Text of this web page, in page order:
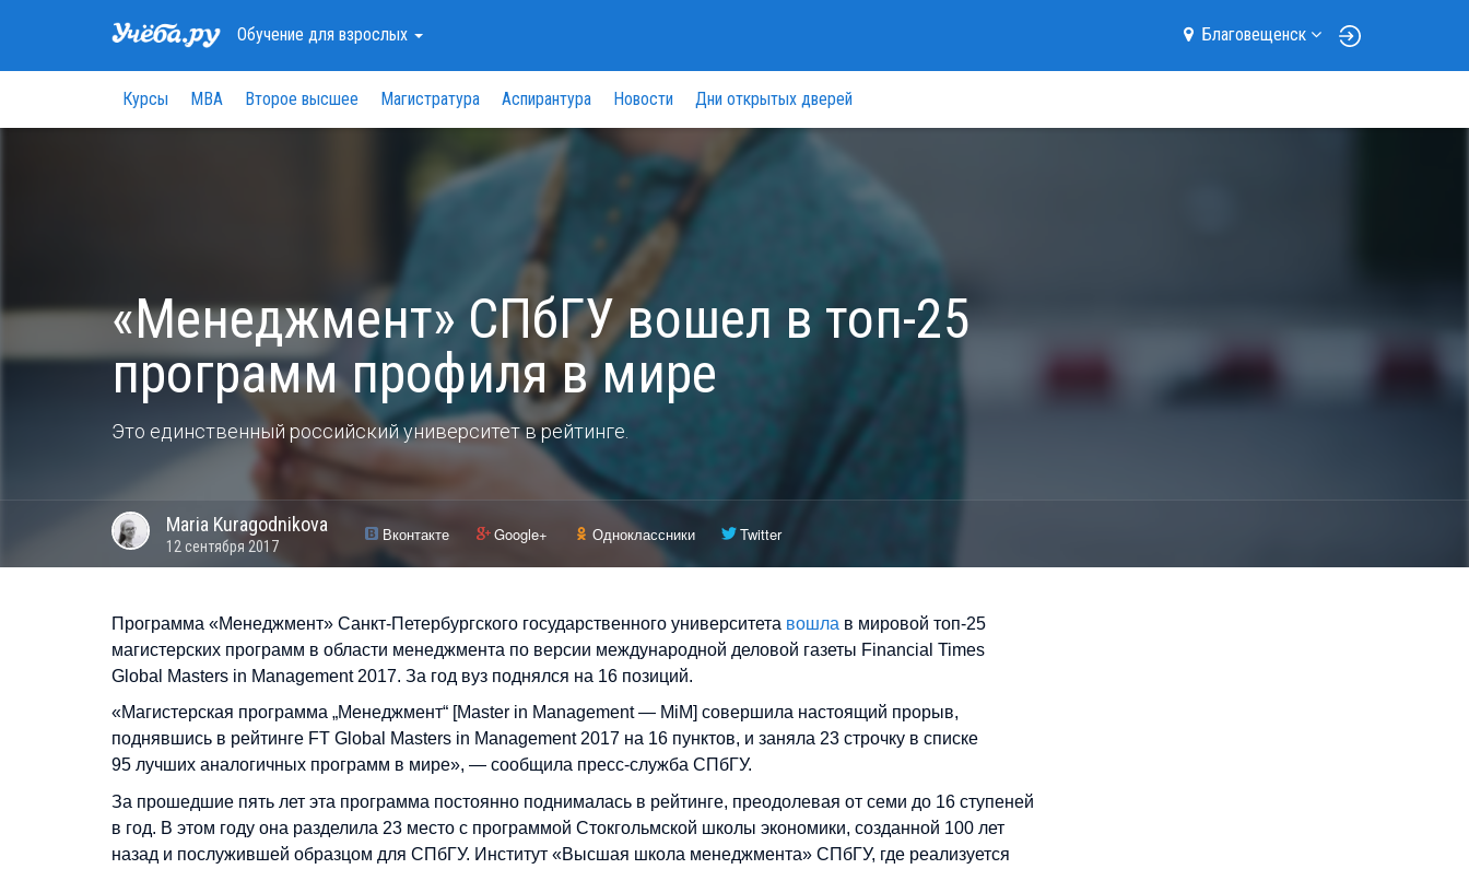
Обучениедля взрослых Благовещенск
Курсы МВА Второе высшее Магистратура Аспирантура Новости Дни открытых дверей
«Менеджмент» СПбГУ вошел в топ-25
программ профиля в мире
Это единственный российский университет в рейтинге.
Maria Kuragodnikova
12 сентября 2017
Вконтакте Google+ Одноклассники Twitter
Программа «Менеджмент» Санкт-Петербургского государственного университета вошла в мировой топ-25
магистерских программ в области менеджмента по версии международной деловой газеты Financial Times
Global Masters in Management 2017. За год вуз поднялся на 16 позиций.
«Магистерская программа „Менеджмент“ [Master in Management — MiM] совершила настоящий прорыв,
поднявшись в рейтинге FT Global Masters in Management 2017 на 16 пунктов, и заняла 23 строчку в списке
95 лучших аналогичных программ в мире», — сообщила пресс-служба СПбГУ.
За прошедшие пять лет эта программа постоянно поднималась в рейтинге, преодолевая от семи до 16 ступеней
в год. В этом году она разделила 23 место с программой Стокгольмской школы экономики, созданной 100 лет
назад и послужившей образцом для СПбГУ. Институт «Высшая школа менеджмента» СПбГУ, где реализуется